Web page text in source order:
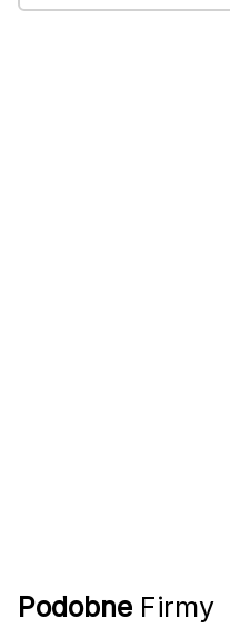
Podobne Firmy